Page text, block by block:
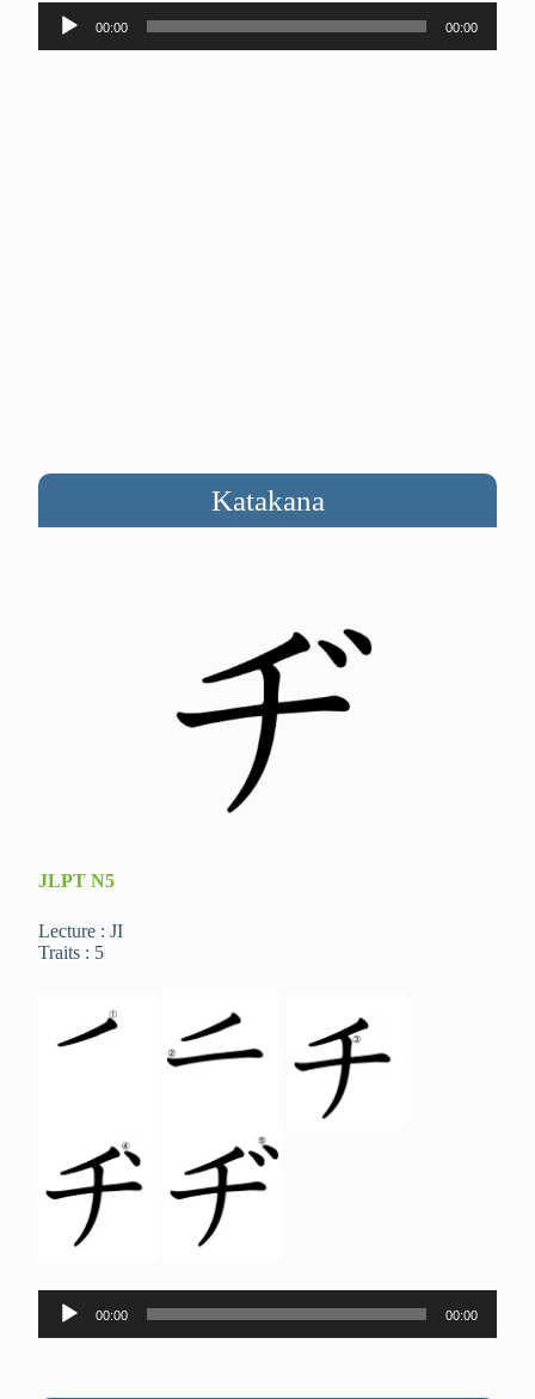
Lecteur
audio
00:00 00:00
Katakana
JLPT N5
Lecture : JI
Traits : 5
Lecteur
audio
00:00 00:00